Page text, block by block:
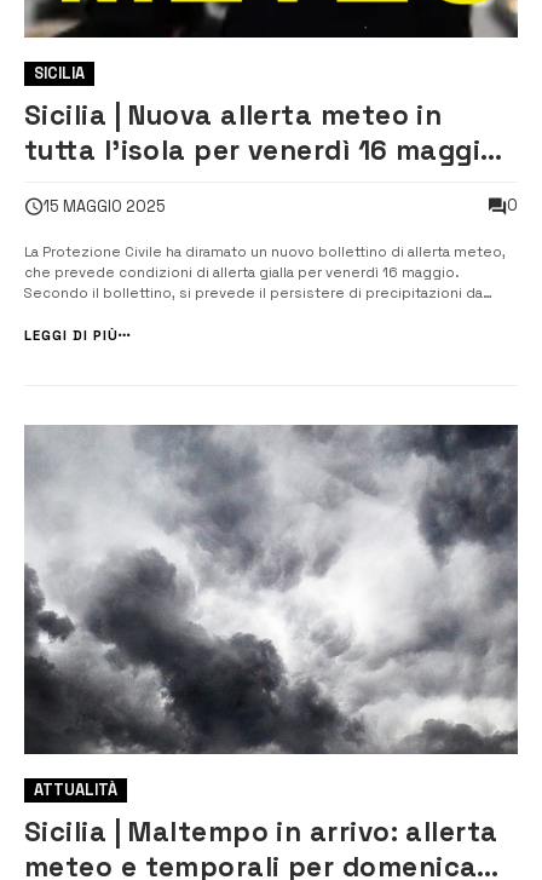
SICILIA
Sicilia | Nuova allerta meteo in
tutta l’isola per venerdì 16 maggio
15 MAGGIO 2025 0
La Protezione Civile ha diramato un nuovo bollettino di allerta meteo,
che prevede condizioni di allerta gialla per venerdì 16 maggio.
Secondo il bollettino, si prevede il persistere di precipitazioni da
forte intensità, frequente attività elettrica, locali grandinate e fort...
LEGGI DI PIÙ
ATTUALITÀ
Sicilia | Maltempo in arrivo: allerta
meteo e temporali per domenica